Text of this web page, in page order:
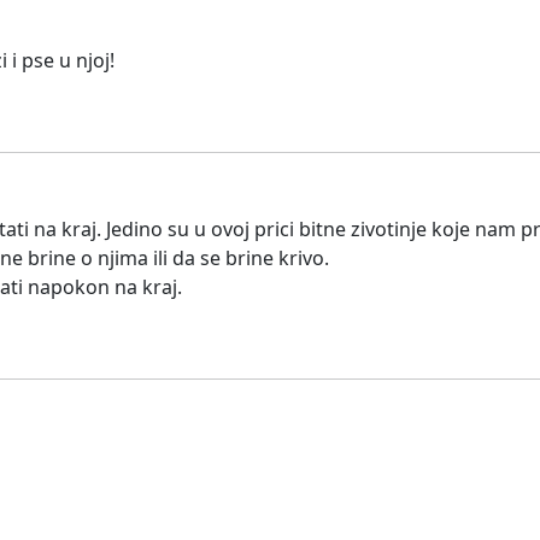
i pse u njoj!
na kraj. Jedino su u ovoj prici bitne zivotinje koje nam
brine o njima ili da se brine krivo.
napokon na kraj.